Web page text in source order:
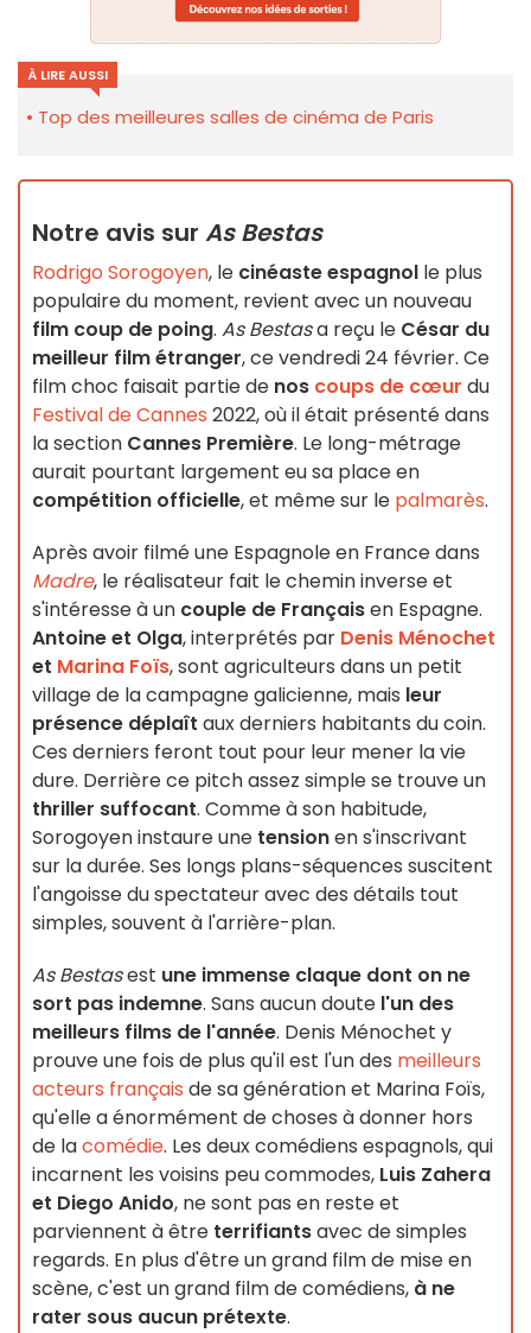
À LIRE AUSSI
Top des meilleures salles de cinéma de Paris
Notre avis sur As Bestas
Rodrigo Sorogoyen, le cinéaste espagnol le plus
populaire du moment, revient avec un nouveau
film coup de poing. As Bestasa reçu le César du
meilleur film étranger, ce vendredi 24 février. Ce
film choc faisait partie de nos coups de cœur du
Festival de Cannes 2022, où il était présenté dans
la section Cannes Première. Le long-métrage
aurait pourtant largement eu sa place en
compétition officielle, et même sur le palmarès.
Après avoir filmé une Espagnole en France dans
Madre, le réalisateur fait le chemin inverse et
s'intéresse à un couple de Françaisen Espagne.
Antoine et Olga, interprétés par Denis Ménochet
et Marina Foïs, sont agriculteurs dans un petit
village de la campagne galicienne, mais leur
présence déplaît aux derniers habitants du coin.
Ces derniers feront tout pour leur mener la vie
dure. Derrière ce pitch assez simple se trouve un
thriller suffocant. Comme à son habitude,
Sorogoyen instaure une tensionen s'inscrivant
sur la durée. Ses longs plans-séquences suscitent
l'angoisse du spectateur avec des détails tout
simples, souvent à l'arrière-plan.
As Bestasest une immense claque dont on ne
sort pas indemne. Sans aucun doute l'un des
meilleurs films de l'année. Denis Ménochet y
prouve une fois de plus qu'il est l'un des meilleurs
acteurs français de sa génération et Marina Foïs,
qu'elle a énormément de choses à donner hors
de lacomédie. Les deux comédiens espagnols, qui
incarnent les voisins peu commodes, Luis Zahera
et Diego Anido, ne sont pas en reste et
parviennent à être terrifiantsavec de simples
regards. En plus d'être un grand film de mise en
scène, c'est un grand film de comédiens, à ne
rater sous aucun prétexte.